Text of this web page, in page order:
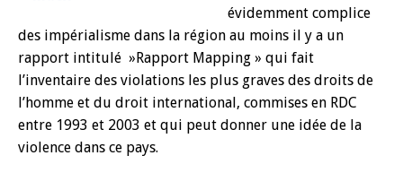
évidemment complice
des impérialisme dans la région au moins il y a un
rapport intitulé »Rapport Mapping » qui fait
l’inventaire des violations les plus graves des droits de
l’homme et du droit international, commises en RDC
entre 1993 et 2003 et qui peut donner une idée de la
violence dans ce pays.